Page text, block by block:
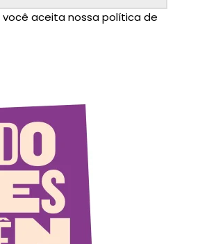
você aceita nossa política de